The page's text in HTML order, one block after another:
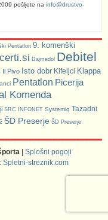
pošljete na info@drustvo-
Pentatlon 9. komenški
certi.si Dajmedol Debitel
Il Pivo Isto dobr Kifeljci Klappa
Pentatlon Picerija
Komenda
SRC INFONET Systemiq Tazadni
ŠD Preserje ŠD Preserje
| Splošni pogoji
Spletni-streznik.com